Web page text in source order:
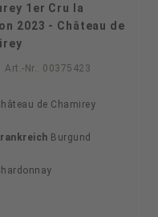
1er Cru la
2023 - Château de
Art.-Nr.: 00375423
de Chamirey
Burgund